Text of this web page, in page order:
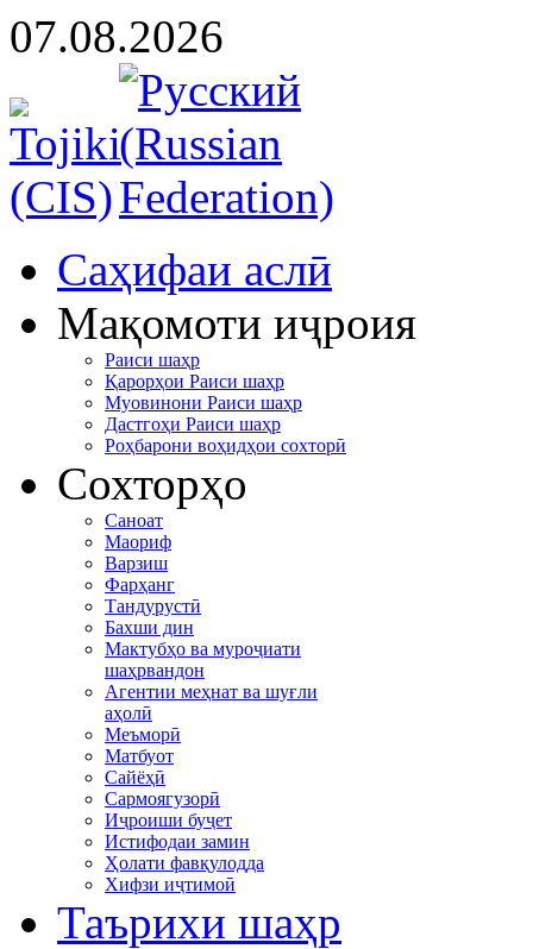
07.08.2026
Cаҳифаи аслӣ
Мақомоти иҷроия
Раиси шаҳр
Қарорҳои Раиси шаҳр
Муовинони Раиси шаҳр
Дастгоҳи Раиси шаҳр
Роҳбарони воҳидҳои сохторӣ
Сохторҳо
Саноат
Маориф
Варзиш
Фарҳанг
Тандурустӣ
Бахши дин
Мактубҳо ва муроҷиати
шаҳрвандон
Агентии меҳнат ва шуғли
аҳолӣ
Меъморӣ
Матбуот
Сайёҳӣ
Сармоягузорӣ
Иҷроиши буҷет
Истифодаи замин
Ҳолати фавқулодда
Хифзи иҷтимоӣ
Таърихи шаҳр